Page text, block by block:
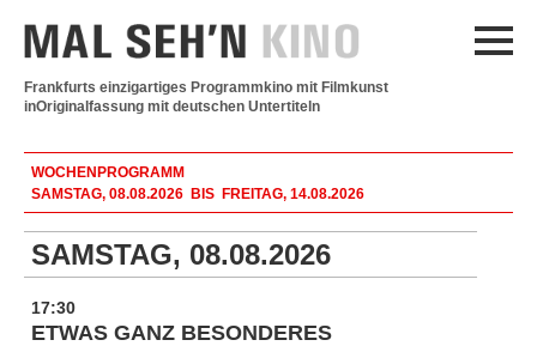
Frankfurts einzigartiges Programmkino mit Filmkunst
inOriginalfassung mit deutschen Untertiteln
WOCHENPROGRAMM
SAMSTAG, 08.08.2026 BIS FREITAG, 14.08.2026
SAMSTAG, 08.08.2026
17:30
ETWAS GANZ BESONDERES